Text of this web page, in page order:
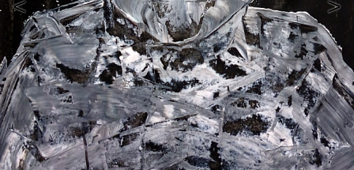
< >